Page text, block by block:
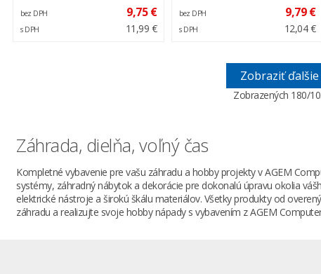
bez DPH 9,75 €
s DPH 11,99 €
bez DPH 9,79 €
s DPH 12,04 €
Zobraziť
Zobrazených 180/
Záhrada, dielňa, voľný čas
Kompletné vybavenie pre vašu záhradu a hobby projekty v AGEM
systémy, záhradný nábytok a dekorácie pre dokonalú úpravu okolia
elektrické nástroje a širokú škálu materiálov. Všetky produkty od
záhradu a realizujte svoje hobby nápady s vybavením z AGEM